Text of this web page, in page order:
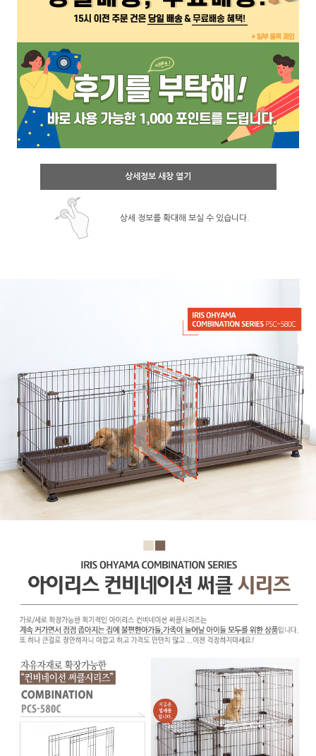
상세정보 새창 열기
상세 정보를 확대해 보실 수 있습니다.